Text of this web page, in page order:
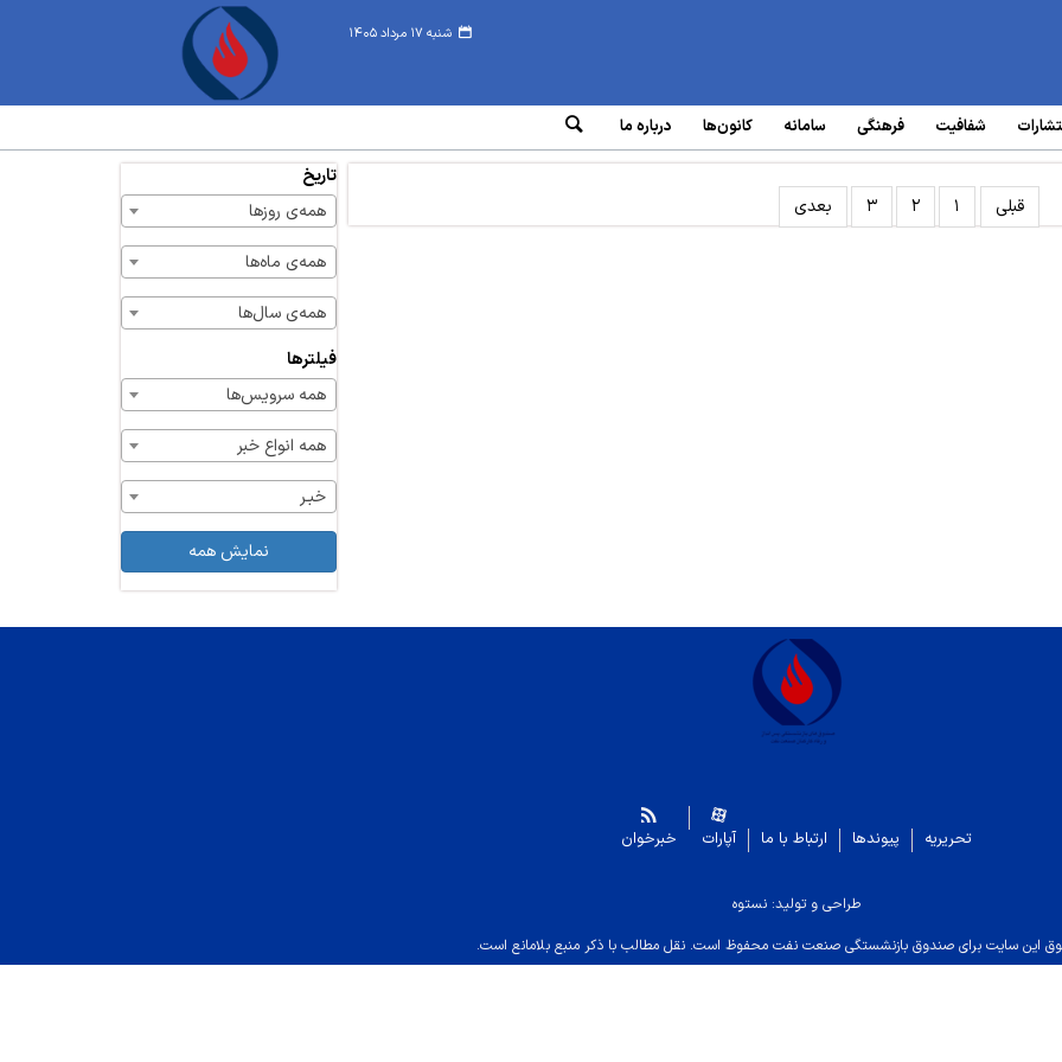
شنبه ۱۷ مرداد ۱۴۰۵
شفافیت فرهنگی سامانه‌ کانون‌ها درباره ما
قبلی
۱ ۲ ۳ بعدی
تاریخ
همه‌ی روزها
همه‌ی ماه‌ها
همه‌ی سال‌ها
فیلترها
همه سرویس‌ها
همه انواع خبر
خبـر
نمایش همه
تحریریه پیوندها ارتباط با ما آپارات خبرخوان
طراحی و تولید: نستوه
این سایت برای صندوق بازنشستگی صنعت نفت محفوظ است. نقل مطالب با ذکر منبع بلامانع است.